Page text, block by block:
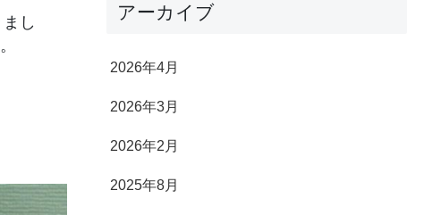
し
アーカイブ
2026年4月
2026年3月
2026年2月
2025年8月